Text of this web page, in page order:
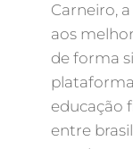
Carneiro,
aos
de forma
educação
entre